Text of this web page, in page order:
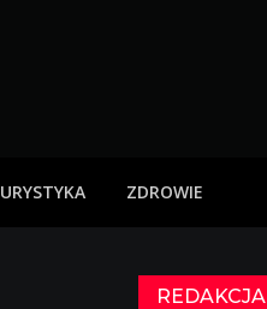
ZDROWIE
REDAKCJA